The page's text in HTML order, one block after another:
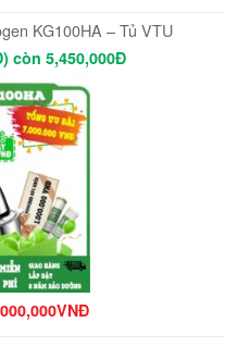
KG100HA – Tủ VTU
còn 5,450,000Đ